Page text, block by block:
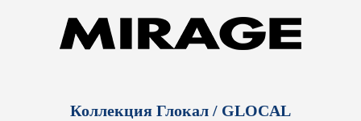
Коллекция Глокал / GLOCAL